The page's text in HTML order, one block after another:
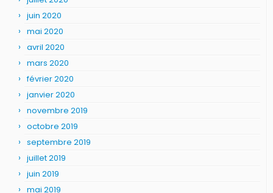
juin 2020
mai 2020
avril 2020
mars 2020
février 2020
janvier 2020
novembre 2019
octobre 2019
septembre 2019
juillet 2019
juin 2019
mai 2019